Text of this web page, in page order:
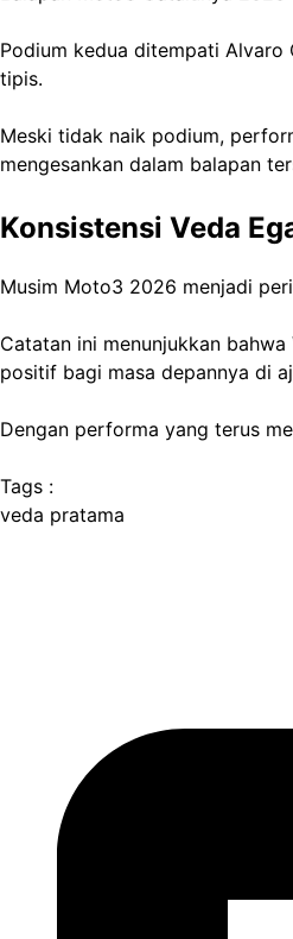
Podium kedua ditempati Alvaro
tipis.
Meski tidak naik podium,
mengesankan dalam balapan
Konsistensi Veda
Musim Moto3 2026 menjadi
Catatan ini menunjukkan
positif bagi masa depannya di
Dengan performa yang terus
Tags :
veda pratama